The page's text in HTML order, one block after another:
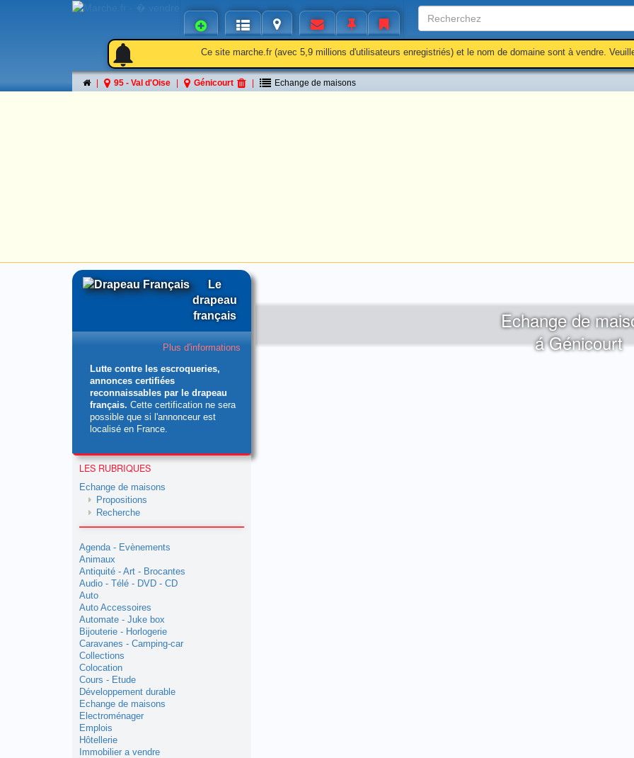
notifications
notifications Ce site marche.fr (avec 5,9 millions d'utilisateurs enregistriés) et le nom de domaine sont à vendre.
95 - Val d'Oise Génicourt Echange de maisons
Echange de
á Génicourt
Le
drapeau
français
Plus d'informations
Lutte contre les escroqueries,
annonces certifiées
reconnaissables par le drapeau
français. Cette certification ne sera
possible que si l'annonceur est
localisé en France.
LES RUBRIQUES
Echange de maisons
Propositions
Recherche
Agenda - Evènements
Animaux
Antiquité - Art - Brocantes
Audio - Télé - DVD - CD
Auto
Auto Accessoires
Automate - Juke box
Bijouterie - Horlogerie
Caravanes - Camping-car
Collections
Colocation
Cours - Etude
Développement durable
Echange de maisons
Electroménager
Emplois
Hôtellerie
Immobilier a vendre